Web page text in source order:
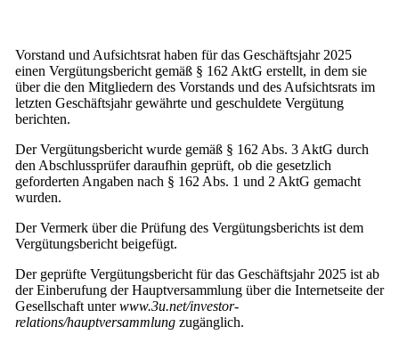
Vorstand und Aufsichtsrat haben für das Geschäftsjahr 2025
einen Vergütungsbericht gemäß § 162 AktG erstellt, in dem sie
über die den Mitgliedern des Vorstands und des Aufsichtsrats im
letzten Geschäftsjahr gewährte und geschuldete Vergütung
berichten.
Der Vergütungsbericht wurde gemäß § 162 Abs. 3 AktG durch
den Abschlussprüfer daraufhin geprüft, ob die gesetzlich
geforderten Angaben nach § 162 Abs. 1 und 2 AktG gemacht
wurden.
Der Vermerk über die Prüfung des Vergütungsberichts ist dem
Vergütungsbericht beigefügt.
Der geprüfte Vergütungsbericht für das Geschäftsjahr 2025 ist ab
der Einberufung der Hauptversammlung über die Internetseite der
Gesellschaft unterwww.3u.net/investor-
relations/hauptversammlung zugänglich.